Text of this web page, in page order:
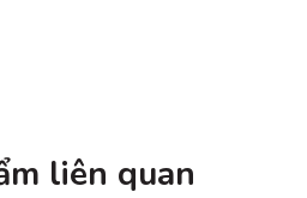
liên quan